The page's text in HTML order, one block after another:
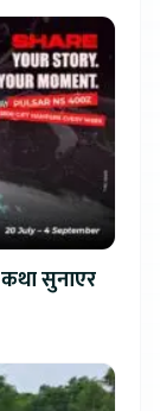
सुनाएर